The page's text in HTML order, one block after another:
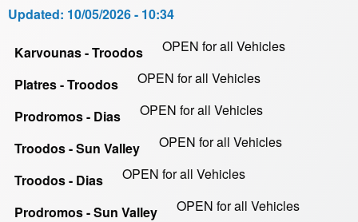
Updated: 10/05/2026 - 10:34
Karvounas - Troodos OPEN for all Vehicles
Platres - Troodos OPEN for all Vehicles
Prodromos - Dias OPEN for all Vehicles
Troodos - Sun Valley OPEN for all Vehicles
Troodos - Dias OPEN for all Vehicles
Prodromos - Sun Valley OPEN for all Vehicles